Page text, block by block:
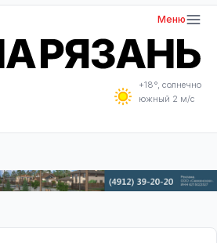
Меню
+18°, солнечно
южный 2 м/с